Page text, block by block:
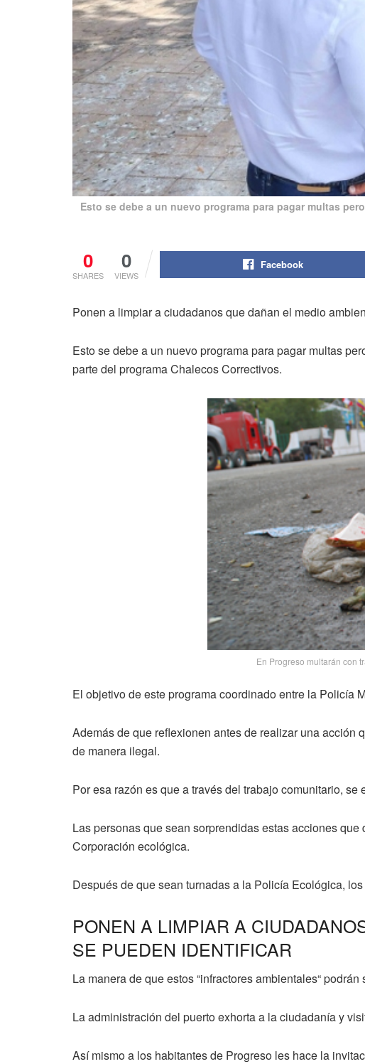
Esto se debe a un nuevo programa para pagar multas
0
SHARES
0
VIEWS
Facebook
Ponen a limpiar a ciudadanos que dañan el medio
Esto se debe a un nuevo programa para pagar multas
parte del programa Chalecos Correctivos.
En Progreso multarán con
El objetivo de este programa coordinado entre la Policía
Además de que reflexionen antes de realizar una
de manera ilegal.
Por esa razón es que a través del trabajo comunitario,
Las personas que sean sorprendidas estas acciones
Corporación ecológica.
Después de que sean turnadas a la Policía Ecológica,
PONEN A LIMPIAR A
SE PUEDEN IDENTIFICAR
La manera de que estos “infractores ambientales“
La administración del puerto exhorta a la ciudadanía y
Así mismo a los habitantes de Progreso les hace la